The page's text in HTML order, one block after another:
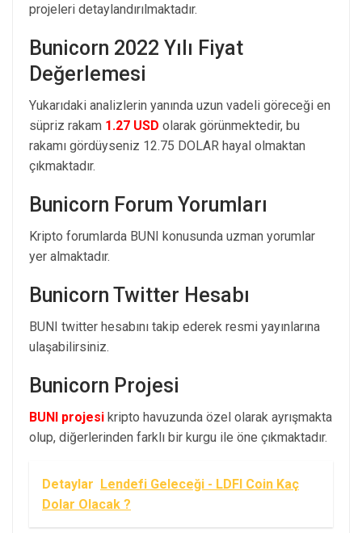
projeleri detaylandırılmaktadır.
Bunicorn 2022 Yılı Fiyat
Değerlemesi
Yukarıdaki analizlerin yanında uzun vadeli göreceği en
süpriz rakam 1.27 USD olarak görünmektedir, bu
rakamı gördüyseniz 12.75 DOLAR hayal olmaktan
çıkmaktadır.
Bunicorn Forum Yorumları
Kripto forumlarda BUNI konusunda uzman yorumlar
yer almaktadır.
Bunicorn Twitter Hesabı
BUNI twitter hesabını takip ederek resmi yayınlarına
ulaşabilirsiniz.
Bunicorn Projesi
BUNI projesi kripto havuzunda özel olarak ayrışmakta
olup, diğerlerinden farklı bir kurgu ile öne çıkmaktadır.
Detaylar Lendefi Geleceği - LDFI Coin Kaç
Dolar Olacak ?